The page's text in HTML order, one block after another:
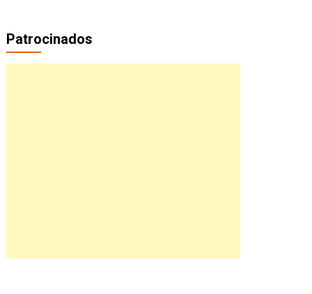
Patrocinados